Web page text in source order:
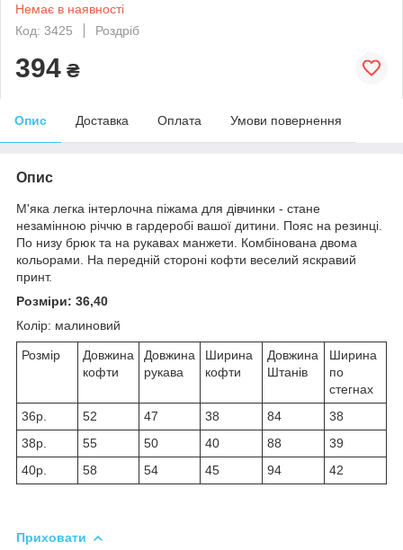
Немає в наявності
Код: 3425
Роздріб
394 ₴
Опис Доставка Оплата Умови повернення
Опис
М'яка легка інтерлочна піжама для дівчинки - стане
незамінною річчю в гардеробі вашої дитини. Пояс на резинці.
По низу брюк та на рукавах манжети. Комбінована двома
кольорами. На передній стороні кофти веселий яскравий
принт.
Розміри: 36,40
Колір: малиновий
Розмір
Довжина
кофти
Довжина
рукава
Ширина
кофти
Довжина
Штанів
Ширина
по
стегнах
36р.
52 47 38 84
38
38р.
55 50 40 88
39
40р.
58 54 45 94 42
Приховати